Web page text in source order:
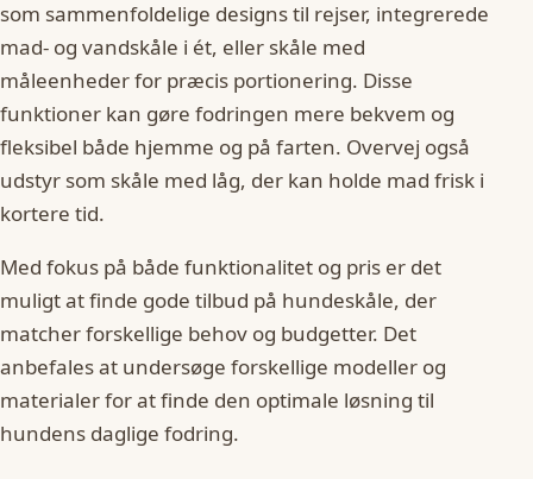
som sammenfoldelige designs til rejser, integrerede
mad- og vandskåle i ét, eller skåle med
måleenheder for præcis portionering. Disse
funktioner kan gøre fodringen mere bekvem og
fleksibel både hjemme og på farten. Overvej også
udstyr som skåle med låg, der kan holde mad frisk i
kortere tid.
Med fokus på både funktionalitet og pris er det
muligt at finde gode tilbud på hundeskåle, der
matcher forskellige behov og budgetter. Det
anbefales at undersøge forskellige modeller og
materialer for at finde den optimale løsning til
hundens daglige fodring.